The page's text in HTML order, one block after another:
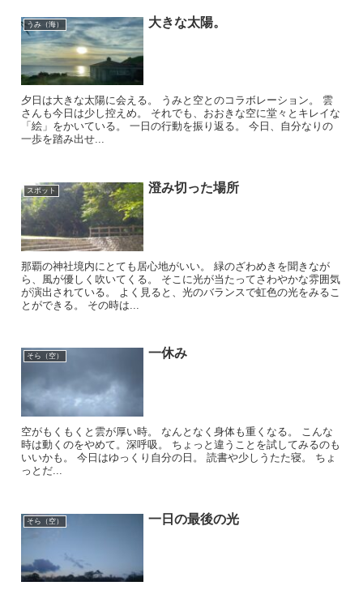
うみ（海） 大きな太陽。
夕日は大きな太陽に会える。 うみと空とのコラボレーション。 雲
さんも今日は少し控えめ。 それでも、おおきな空に堂々とキレイな
「絵」をかいている。 一日の行動を振り返る。 今日、自分なりの
一歩を踏み出せ...
スポット 澄み切った場所
那覇の神社境内にとても居心地がいい。 緑のざわめきを聞きなが
ら、風が優しく吹いてくる。 そこに光が当たってさわやかな雰囲気
が演出されている。 よく見ると、光のバランスで虹色の光をみるこ
とができる。 その時は...
そら（空） 一休み
空がもくもくと雲が厚い時。 なんとなく身体も重くなる。 こんな
時は動くのをやめて。深呼吸。 ちょっと違うことを試してみるのも
いいかも。 今日はゆっくり自分の日。 読書や少しうたた寝。 ちょ
っとだ...
そら（空） 一日の最後の光